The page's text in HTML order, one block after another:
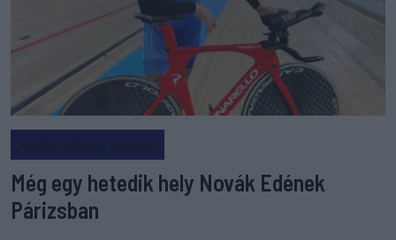
NOVÁK KÁROLY EDUÁRD
Még egy hetedik hely Novák Edének
Párizsban